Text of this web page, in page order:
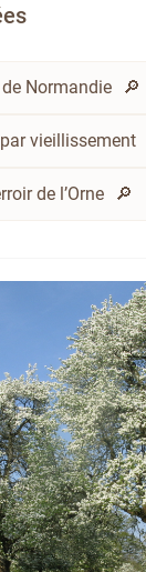
Normandie
vieillissement
de l’Orne